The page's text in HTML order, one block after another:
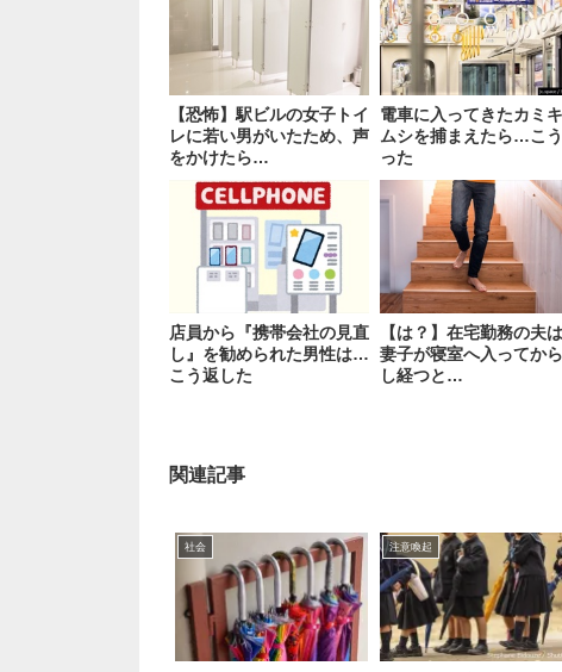
【恐怖】駅ビルの女子トイ
レに若い男がいたため、声
をかけたら…
電車に入ってきたカミ
ムシを捕まえたら…こ
った
店員から『携帯会社の見直
し』を勧められた男性は…
こう返した
【は？】在宅勤務の夫は
妻子が寝室へ入ってか
し経つと…
関連記事
社会 注意喚起